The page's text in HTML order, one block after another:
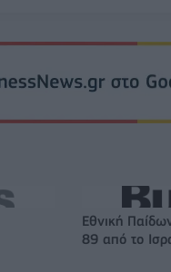
Εθνική
89 από το